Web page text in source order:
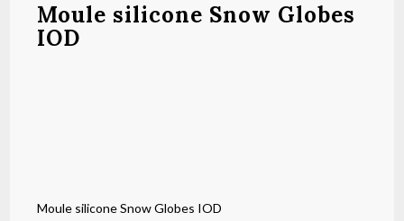
Moule silicone Snow Globes
IOD
Moule silicone Snow Globes IOD